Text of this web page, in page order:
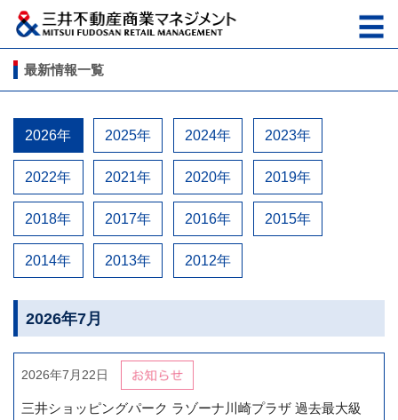
最新情報一覧
2026年 2025年 2024年 2023年
2022年 2021年 2020年 2019年
2018年 2017年 2016年 2015年
2014年 2013年 2012年
2026年7月
2026年7月22日
三井ショッピングパーク ラゾーナ川崎プラザ 過去最大級